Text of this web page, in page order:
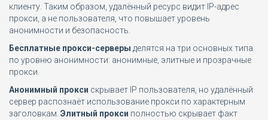
клиенту. Таким образом, удалённый ресурс видит IP-адрес
прокси, а не пользователя, что повышает уровень
анонимности и безопасность.
Бесплатные прокси-серверы делятся на три основных типа
по уровню анонимности: анонимные, элитные и прозрачные
прокси.
Анонимный прокси скрывает IP пользователя, но удалённый
сервер распознаёт использование прокси по характерным
заголовкам. Элитный прокси полностью скрывает факт